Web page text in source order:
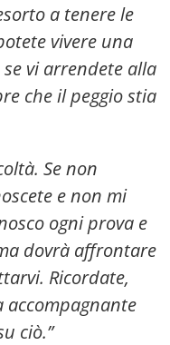
a tenere le
vivere una
vi arrendete alla
che il peggio stia
Se non
e non mi
ogni prova e
dovrà affrontare
Ricordate,
accompagnante
ciò.”